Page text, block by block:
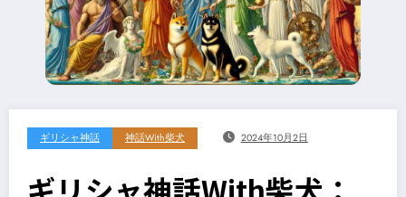
ギリシャ神話 神話With柴犬 2024年10月2日